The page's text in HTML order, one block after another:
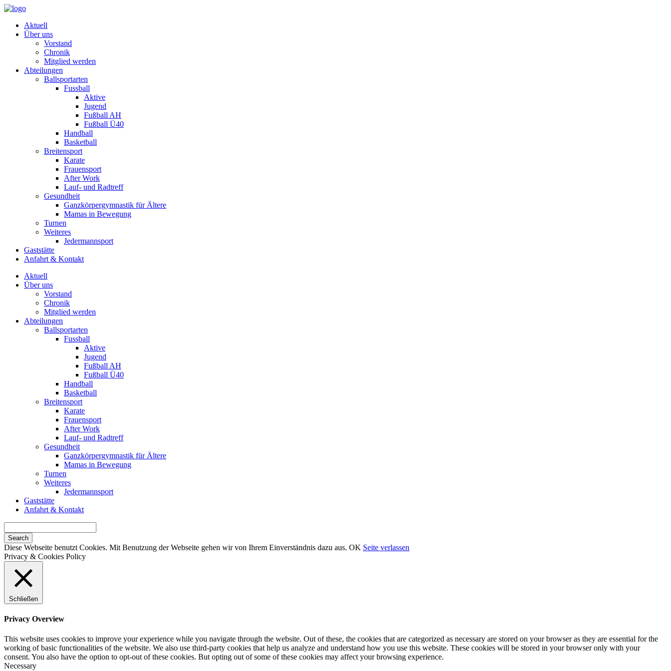
Aktuell
Über uns
Vorstand
Chronik
Mitglied werden
Abteilungen
Ballsportarten
Fussball
Aktive
Jugend
Fußball AH
Fußball Ü40
Handball
Basketball
Breitensport
Karate
Frauensport
After Work
Lauf- und Radtreff
Gesundheit
Ganzkörpergymnastik für Ältere
Mamas in Bewegung
Turnen
Weiteres
Jedermannsport
Gaststätte
Anfahrt & Kontakt
Aktuell
Über uns
Vorstand
Chronik
Mitglied werden
Abteilungen
Ballsportarten
Fussball
Aktive
Jugend
Fußball AH
Fußball Ü40
Handball
Basketball
Breitensport
Karate
Frauensport
After Work
Lauf- und Radtreff
Gesundheit
Ganzkörpergymnastik für Ältere
Mamas in Bewegung
Turnen
Weiteres
Jedermannsport
Gaststätte
Anfahrt & Kontakt
for:
Diese Webseite benutzt Cookies. Mit Benutzung der Webseite gehen wir von Ihrem Einverständnis dazu aus. OK Seite verlassen
Privacy & Cookies Policy
Schließen
Privacy Overview
This website uses cookies to improve your experience while you navigate through the website. Out of these, the cookies that are categorized as necessary are stored on your browser as they are essential for the
working of basic functionalities of the website. We also use third-party cookies that help us analyze and understand how you use this website. These cookies will be stored in your browser only with your
consent. You also have the option to opt-out of these cookies. But opting out of some of these cookies may affect your browsing experience.
Necessary